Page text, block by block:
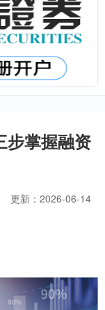
步掌握融资
更新：2026-06-14